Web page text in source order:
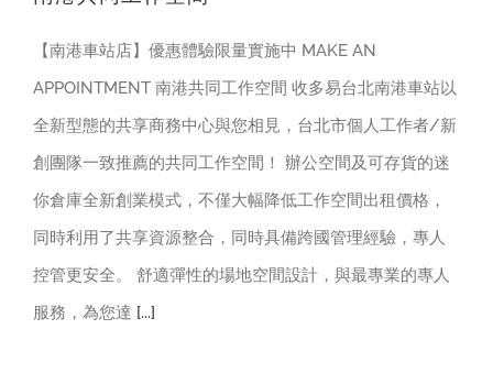
【南港車站店】優惠體驗限量實施中 MAKE AN
APPOINTMENT 南港共同工作空間 收多易台北南港車站以
全新型態的共享商務中心與您相見，台北市個人工作者/新
創團隊一致推薦的共同工作空間！ 辦公空間及可存貨的迷
你倉庫全新創業模式，不僅大幅降低工作空間出租價格，
同時利用了共享資源整合，同時具備跨國管理經驗，專人
控管更安全。 舒適彈性的場地空間設計，與最專業的專人
服務，為您達 [...]